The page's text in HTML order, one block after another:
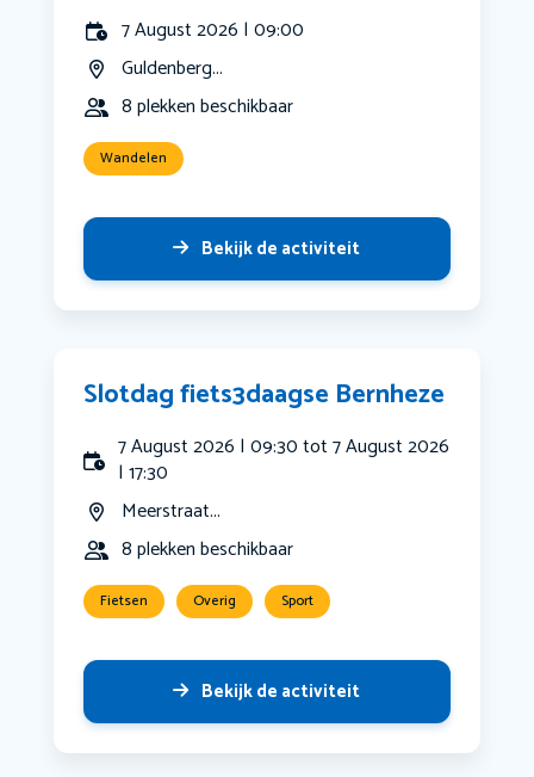
7 August 2026 | 09:00
Guldenberg...
8 plekken beschikbaar
Wandelen
Bekijk de activiteit
Slotdag fiets3daagse Bernheze
7 August 2026 | 09:30 tot 7 August 2026
| 17:30
Meerstraat...
8 plekken beschikbaar
Fietsen Overig Sport
Bekijk de activiteit